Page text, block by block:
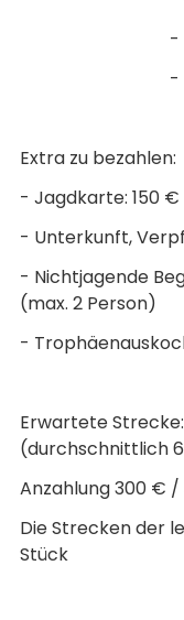
-
-
Extra zu bezahlen:
- Jagdkarte: 150
- Unterkunft,
- Nichtjagende
(max. 2 Person)
-
Erwartete
(durchschnittlich
Anzahlung 300 €
Die Strecken der
Stück